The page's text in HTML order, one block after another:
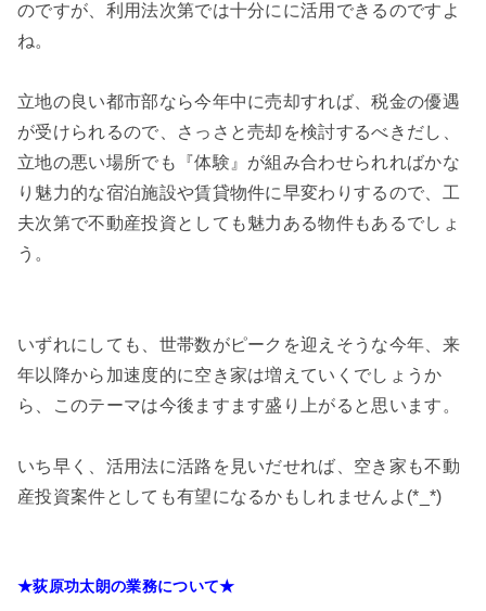
のですが、利用法次第では十分にに活用できるのですよ
ね。
立地の良い都市部なら今年中に売却すれば、税金の優遇
が受けられるので、さっさと売却を検討するべきだし、
立地の悪い場所でも『体験』が組み合わせられればかな
り魅力的な宿泊施設や賃貸物件に早変わりするので、工
夫次第で不動産投資としても魅力ある物件もあるでしょ
う。
いずれにしても、世帯数がピークを迎えそうな今年、来
年以降から加速度的に空き家は増えていくでしょうか
ら、このテーマは今後ますます盛り上がると思います。
いち早く、活用法に活路を見いだせれば、空き家も不動
産投資案件としても有望になるかもしれませんよ(*_*)
★荻原功太朗の業務について★